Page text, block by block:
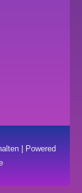
| Powered